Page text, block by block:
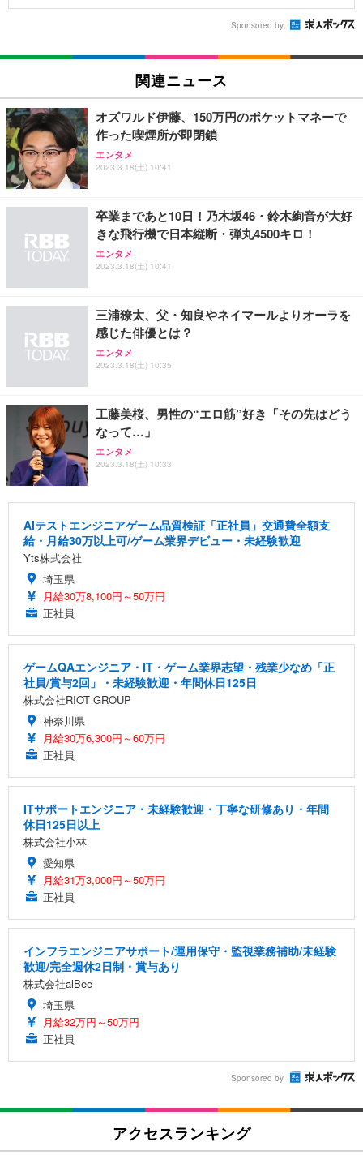
Sponsored by
関連ニュース
オズワルド伊藤、150万円のポケットマネーで
作った喫煙所が即閉鎖
エンタメ
2023.3.18(土) 10:41
卒業まであと10日！乃木坂46・鈴木絢音が大好
きな飛行機で日本縦断・弾丸4500キロ！
エンタメ
2023.3.18(土) 10:41
三浦獠太、父・知良やネイマールよりオーラを
感じた俳優とは？
エンタメ
2023.3.18(土) 10:35
工藤美桜、男性の“エロ筋”好き「その先はどう
なって…」
エンタメ
2023.3.18(土) 10:33
AIテストエンジニアゲーム品質検証「正社員」交通費全額支
給・月給30万以上可/ゲーム業界デビュー・未経験歓迎
Yts株式会社
埼玉県
月給30万8,100円～50万円
正社員
ゲームQAエンジニア・IT・ゲーム業界志望・残業少なめ「正
社員/賞与2回」・未経験歓迎・年間休日125日
株式会社RIOT GROUP
神奈川県
月給30万6,300円～60万円
正社員
ITサポートエンジニア・未経験歓迎・丁寧な研修あり・年間
休日125日以上
株式会社小林
愛知県
月給31万3,000円～50万円
正社員
インフラエンジニアサポート/運用保守・監視業務補助/未経験
歓迎/完全週休2日制・賞与あり
株式会社alBee
埼玉県
月給32万円～50万円
正社員
Sponsored by
アクセスランキング